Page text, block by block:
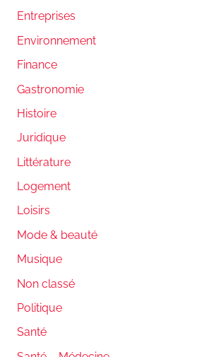
Entreprises
Environnement
Finance
Gastronomie
Histoire
Juridique
Littérature
Logement
Loisirs
Mode & beauté
Musique
Non classé
Politique
Santé